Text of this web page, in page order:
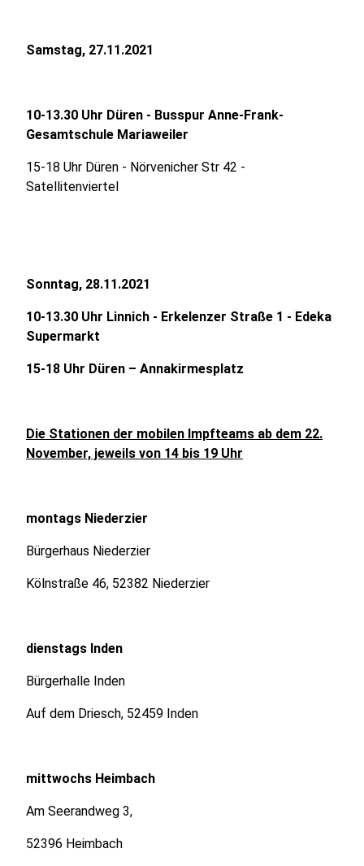
Samstag, 27.11.2021
10-13.30 Uhr Düren - Busspur Anne-Frank-
Gesamtschule Mariaweiler
15-18 Uhr Düren - Nörvenicher Str 42 -
Satellitenviertel
Sonntag, 28.11.2021
10-13.30 Uhr Linnich - Erkelenzer Straße 1 - Edeka
Supermarkt
15-18 Uhr Düren – Annakirmesplatz
Die Stationen der mobilen Impfteams ab dem 22.
November, jeweils von 14 bis 19 Uhr
montags Niederzier
Bürgerhaus Niederzier
Kölnstraße 46, 52382 Niederzier
dienstags Inden
Bürgerhalle Inden
Auf dem Driesch, 52459 Inden
mittwochs Heimbach
Am Seerandweg 3,
52396 Heimbach